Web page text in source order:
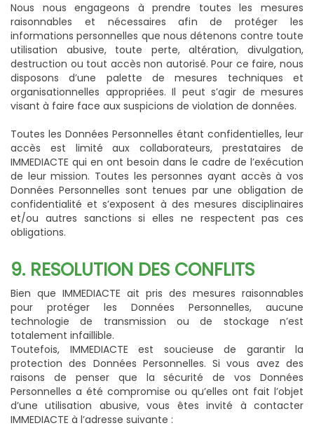
Nous nous engageons à prendre toutes les mesures
raisonnables et nécessaires afin de protéger les
informations personnelles que nous détenons contre toute
utilisation abusive, toute perte, altération, divulgation,
destruction ou tout accès non autorisé. Pour ce faire, nous
disposons d’une palette de mesures techniques et
organisationnelles appropriées. Il peut s’agir de mesures
visant à faire face aux suspicions de violation de données.
Toutes les Données Personnelles étant confidentielles, leur
accès est limité aux collaborateurs, prestataires de
IMMEDIACTE qui en ont besoin dans le cadre de l’exécution
de leur mission. Toutes les personnes ayant accès à vos
Données Personnelles sont tenues par une obligation de
confidentialité et s’exposent à des mesures disciplinaires
et/ou autres sanctions si elles ne respectent pas ces
obligations.
9. RESOLUTION DES CONFLITS
Bien que IMMEDIACTE ait pris des mesures raisonnables
pour protéger les Données Personnelles, aucune
technologie de transmission ou de stockage n’est
totalement infaillible.
Toutefois, IMMEDIACTE est soucieuse de garantir la
protection des Données Personnelles. Si vous avez des
raisons de penser que la sécurité de vos Données
Personnelles a été compromise ou qu’elles ont fait l’objet
d’une utilisation abusive, vous êtes invité à contacter
IMMEDIACTE à l’adresse suivante :